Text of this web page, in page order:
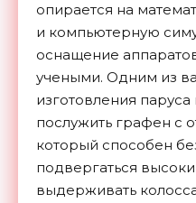
опирается на
и компьютерную
оснащение
учеными. Одним из
изготовления
послужить графен с
который способен
подвергаться
выдерживать